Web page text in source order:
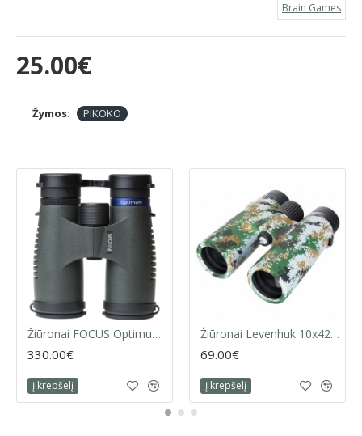
25.00€
Brain Games
Žymos: PIKOKO
Žiūronai FOCUS Optimum 10x32 ED
330.00€
Į krepšelį
Žiūronai Levenhuk 10x42 Camo Dots
69.00€
Į krepšelį